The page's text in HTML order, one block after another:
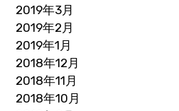
2019年3月
2019年2月
2019年1月
2018年12月
2018年11月
2018年10月